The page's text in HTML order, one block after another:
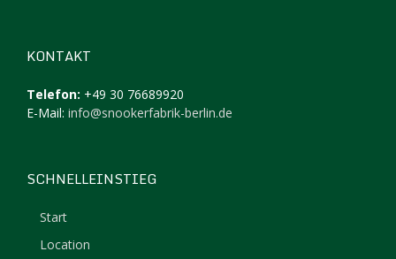
KONTAKT
Telefon: +49 30 76689920
E-Mail: info@snookerfabrik-berlin.de
SCHNELLEINSTIEG
Start
Location